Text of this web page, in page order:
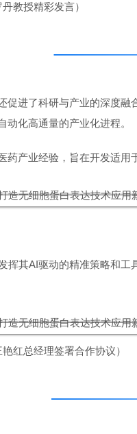
教授精彩发言）
进了科研与产业的深度
化高通量的产业化进程。
产业经验，旨在开发适用
其AI驱动的精准策略和
红总经理签署合作协议）